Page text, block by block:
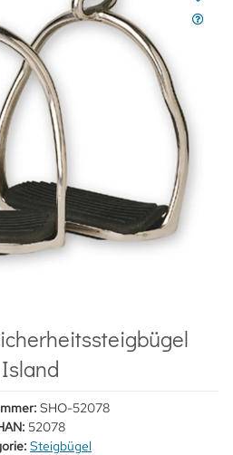
Island
SHO-52078
52078
Steigbügel